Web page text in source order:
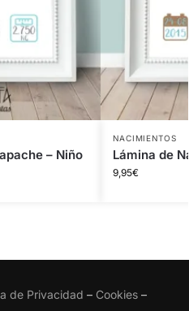
– Niño
NACIMIENTOS
Lámina de
9,95€
de Privacidad – Cookies –